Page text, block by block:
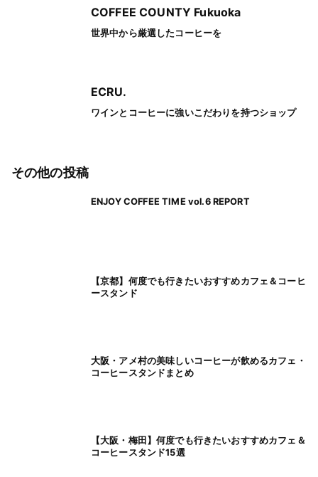
COFFEE COUNTY Fukuoka
世界中から厳選したコーヒーを
ECRU.
ワインとコーヒーに強いこだわりを持つショップ
その他の投稿
ENJOY COFFEE TIME vol.6 REPORT
【京都】何度でも行きたいおすすめカフェ＆コーヒ
ースタンド
大阪・アメ村の美味しいコーヒーが飲めるカフェ・
コーヒースタンドまとめ
【大阪・梅田】何度でも行きたいおすすめカフェ＆
コーヒースタンド15選